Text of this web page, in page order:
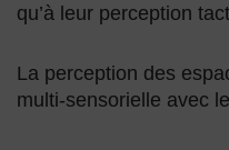
qu’à leur perception
La perception des
multi-sensorielle avec